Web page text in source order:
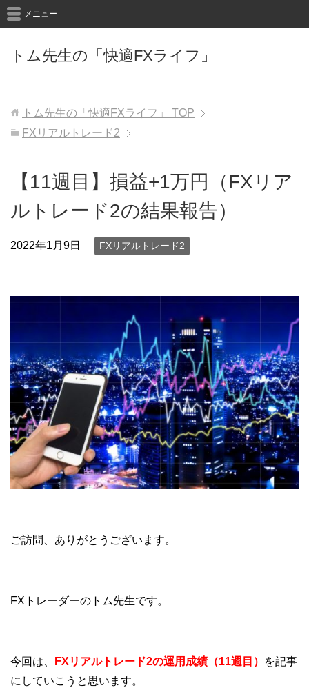
トム先生の「快適FXライフ」
メニュー
トム先生の「快適FXライフ」
TOP
FXリアルトレード2
【11週目】損益+1万円（FXリア
ルトレード2の結果報告）
2022年1月9日 FXリアルトレード2
ご訪問、ありがとうございます。
FXトレーダーのトム先生です。
今回は、 FXリアルトレード2の運用成績（11週目）
を記事
にしていこうと思います。